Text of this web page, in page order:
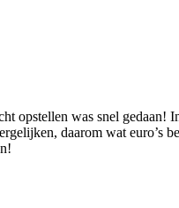
opstellen was snel gedaan!
daarom wat euro’s